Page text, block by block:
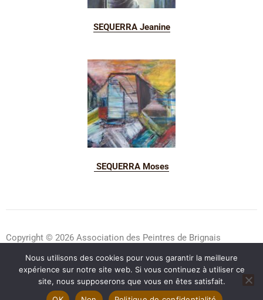
SEQUERRA Jeanine
SEQUERRA Moses
Copyright © 2026 Association des Peintres de Brignais
Mentions légales|Politique de confidentialité|Contact
Sur Facebook
Nous utilisons des cookies pour vous garantir la meilleure
expérience sur notre site web. Si vous continuez à utiliser ce
site, nous supposerons que vous en êtes satisfait.